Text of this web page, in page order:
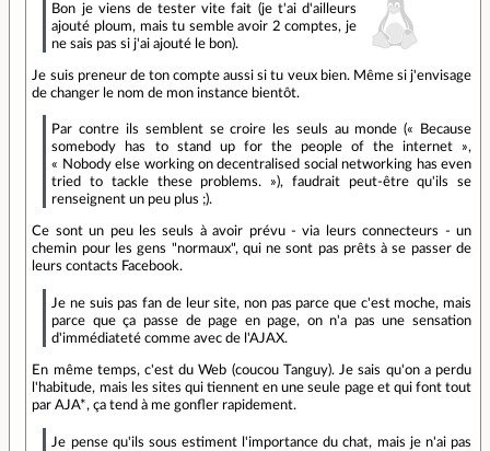
Bon je viens de tester vite fait (je t'ai d'ailleurs
ajouté ploum, mais tu semble avoir 2 comptes, je
ne sais pas si j'ai ajouté le bon).
Je suis preneur de ton compte aussi si tu veux bien. Même si j'envisage
de changer le nom de mon instance bientôt.
Par contre ils semblent se croire les seuls au monde (« Because
somebody has to stand up for the people of the internet »,
« Nobody else working on decentralised social networking has even
tried to tackle these problems. »), faudrait peut-être qu'ils se
renseignent un peu plus ;).
Ce sont un peu les seuls à avoir prévu - via leurs connecteurs - un
chemin pour les gens "normaux", qui ne sont pas prêts à se passer de
leurs contacts Facebook.
Je ne suis pas fan de leur site, non pas parce que c'est moche, mais
parce que ça passe de page en page, on n'a pas une sensation
d'immédiateté comme avec de l'AJAX.
En même temps, c'est du Web (coucou Tanguy). Je sais qu'on a perdu
l'habitude, mais les sites qui tiennent en une seule page et qui font tout
par AJA*, ça tend à me gonfler rapidement.
Je pense qu'ils sous estiment l'importance du chat, mais je n'ai pas